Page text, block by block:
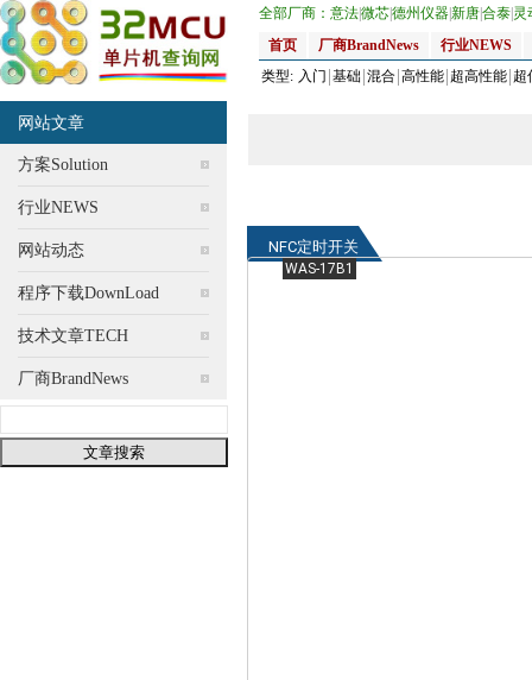
全部厂商： 意法微芯德州仪器新唐合泰 灵
首页
厂商BrandNews
行业NEWS
类型: 入门 基础 混合 高性能 超高性能 超
网站文章
方案Solution
行业NEWS
网站动态
程序下载DownLoad
技术文章TECH
厂商BrandNews
NFC定时开关
WAS-17B1